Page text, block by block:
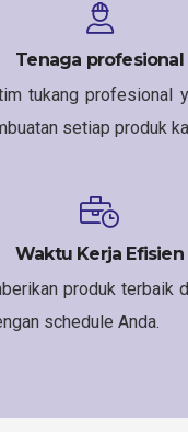
Tenaga profesional
tukang profesional
setiap produk
Waktu Kerja Efisien
produk terbaik
schedule Anda.